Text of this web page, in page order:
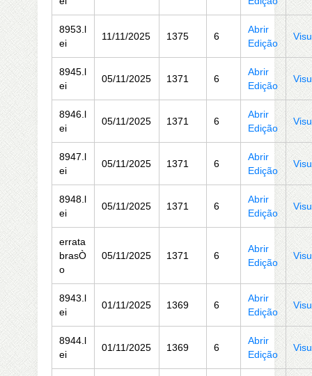
8953.l
ei
11/11/2025 1375 6
Abrir
Edição
8945.l
ei
05/11/2025 1371 6
Abrir
Edição
8946.l
ei
05/11/2025 1371 6
Abrir
Edição
8947.l
ei
05/11/2025 1371 6
Abrir
Edição
8948.l
ei
05/11/2025 1371 6
Abrir
Edição
errata
brasÒ
o
05/11/2025 1371 6
Abrir
Edição
8943.l
ei
01/11/2025 1369 6
Abrir
Edição
8944.l
ei
01/11/2025 1369 6
Abrir
Edição